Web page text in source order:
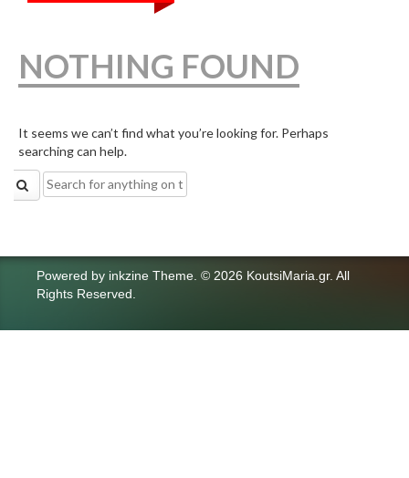
NOTHING FOUND
It seems we can’t find what you’re looking for. Perhaps
searching can help.
Search
for:
Powered by inkzine Theme © 2026 KoutsiMaria.gr. All
Rights Reserved.